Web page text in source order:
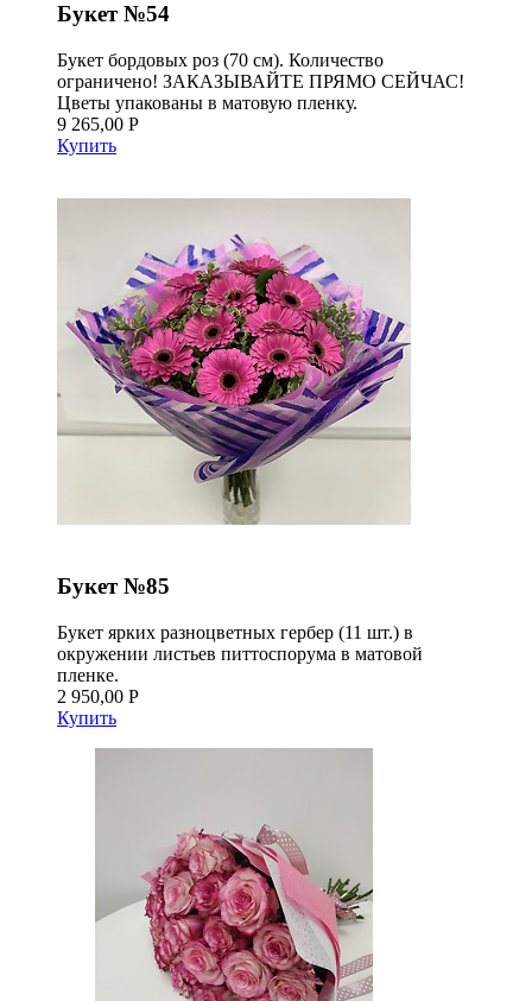
Букет №54
Букет бордовых роз (70 см). Количество
ограничено! ЗАКАЗЫВАЙТЕ ПРЯМО СЕЙЧАС!
Цветы упакованы в матовую пленку.
9 265,00 Р
Купить
Букет №85
Букет ярких разноцветных гербер (11 шт.) в
окружении листьев питтоспорума в матовой
пленке.
2 950,00 Р
Купить